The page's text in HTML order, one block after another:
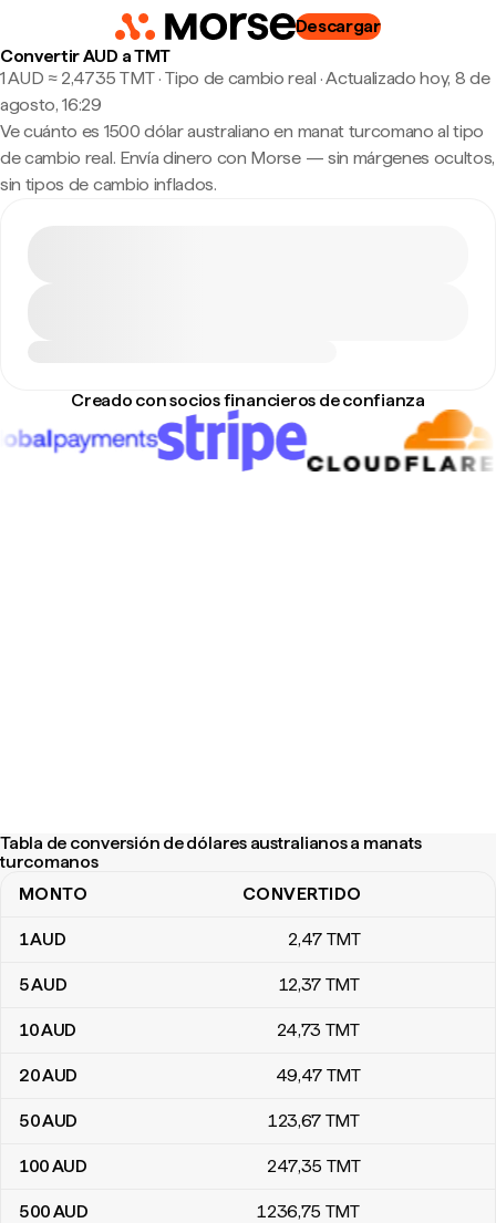
Descargar
Convertir AUD a TMT
1 AUD ≈ 2,4735 TMT · Tipo de cambio real ·Actualizado hoy, 8 de
agosto, 16:29
Ve cuánto es 1500 dólar australiano en manat turcomano al tipo
de cambio real. Envía dinero con Morse — sin márgenes ocultos,
sin tipos de cambio inflados.
Creado con socios financieros de confianza
Tabla de conversión de dólares australianos a manats
turcomanos
Tabla de conversión de dólares australianos a manats
MONTO CONVERTIDO
1AUD 2,47 TMT
5AUD 12,37 TMT
10AUD 24,73 TMT
20AUD 49,47 TMT
50AUD 123,67 TMT
100AUD 247,35 TMT
500AUD 1236,75 TMT